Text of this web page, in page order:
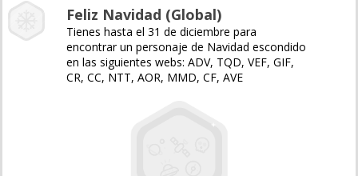
Feliz Navidad (Global)
Tienes hasta el 31 de diciembre para
encontrar un personaje de Navidad escondido
en las siguientes webs: ADV, TQD, VEF, GIF,
CR, CC, NTT, AOR, MMD, CF, AVE